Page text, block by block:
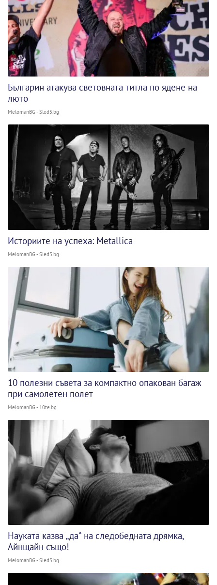
Българин атакува световната титла по ядене на
люто
MelomanBG - Sled5.bg
Историите на успеха: Metallica
MelomanBG - Sled5.bg
10 полезни съвета за компактно опакован багаж
при самолетен полет
MelomanBG - 10te.bg
Науката казва „да“ на следобедната дрямка,
Айнщайн също!
MelomanBG - Sled5.bg